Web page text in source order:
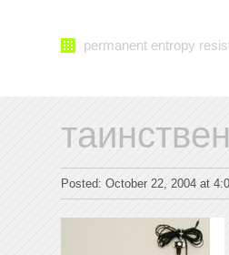
permanent entropy
Posted: October 22, 2004 at